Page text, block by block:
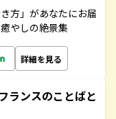
方」があなたにお届
やしの絶景集
詳細を見る
ランスのことばと